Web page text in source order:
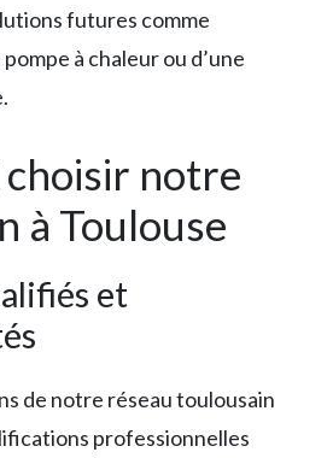
futures comme
à chaleur ou d’une
notre
à Toulouse
et
de notre réseau toulousain
professionnelles